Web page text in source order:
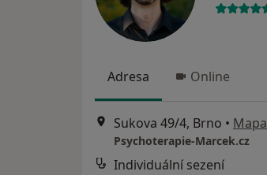
Adresa Online
Sukova 49/4, Brno • Mapa
Psychoterapie-Marcek.cz
Individuální sezení